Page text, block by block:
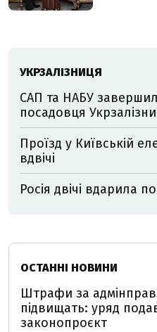
УКРЗАЛІЗНИЦЯ
САП та НАБУ
посадовця
Проїзд у Київській
вдвічі
Росія двічі вдарила
ОСТАННІ НОВИНИ
Штрафи за
підвищать: уряд
законопроєкт